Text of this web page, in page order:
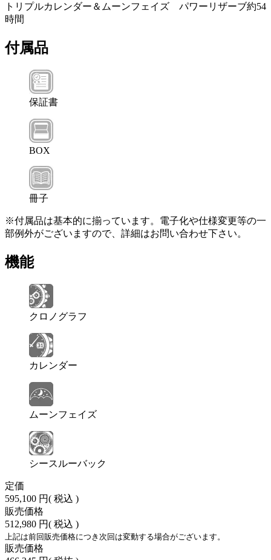
トリプルカレンダー＆ムーンフェイズ パワーリザーブ約54
時間
付属品
保証書
BOX
冊子
※付属品は基本的に揃っています。電子化や仕様変更等の一
部例外がございますので、詳細はお問い合わせ下さい。
機能
クロノグラフ
カレンダー
ムーンフェイズ
シースルーバック
定価
595,100 円( 税込 )
販売価格
512,980 円( 税込 )
上記は前回販売価格につき次回は変動する場合がございます。
販売価格